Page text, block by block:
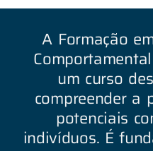
A Formação
um curso
compreender a
potenciais
indivíduos. É